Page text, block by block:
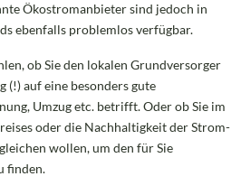
Ökostromanbieter sind jedoch in
ebenfalls problemlos verfügbar.
ob Sie den lokalen Grundversorger
(!) auf eine besonders gute
Umzug etc. betrifft. Oder ob Sie im
oder die Nachhaltigkeit der Strom-
wollen, um den für Sie
finden.